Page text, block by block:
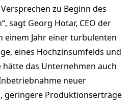
zu Beginn des
sagt Georg Hotar, CEO der
einem Jahr einer turbulenten
eines Hochzinsumfelds und
das Unternehmen auch
neuer
geringere Produktionserträge